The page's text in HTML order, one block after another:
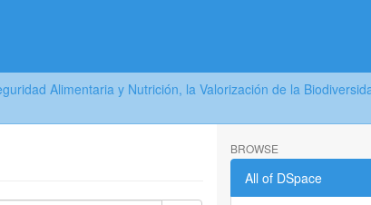
Alimentaria y Nutrición, la Valorización de la
BROWSE
All of DSpace